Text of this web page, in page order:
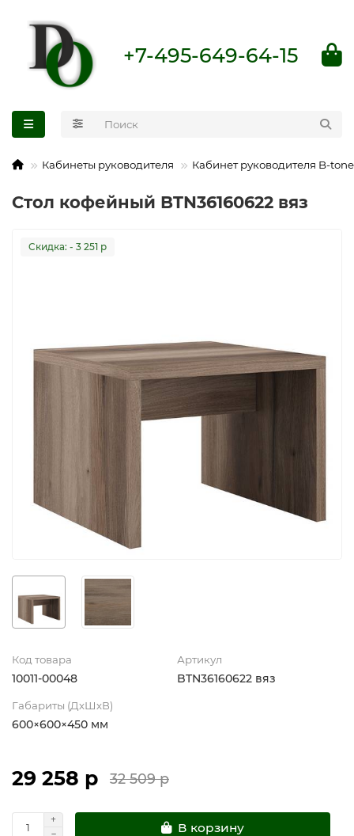
+7-495-649-64-15
Кабинеты руководителя Кабинет руководителя B-tone
Стол кофейный BTN36160622 вяз
Cкидка: - 3 251 р
Код товара
10011-00048
Артикул
BTN36160622 вяз
Габариты (ДхШхВ)
600×600×450 мм
29 258 р 32 509 р
В корзину